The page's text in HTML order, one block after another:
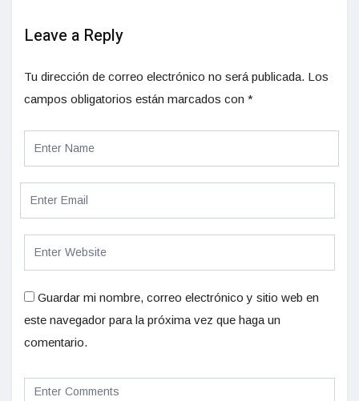
Leave a Reply
Tu dirección de correo electrónico no será publicada. Los
campos obligatorios están marcados con *
Guardar mi nombre, correo electrónico y sitio web en
este navegador para la próxima vez que haga un
comentario.